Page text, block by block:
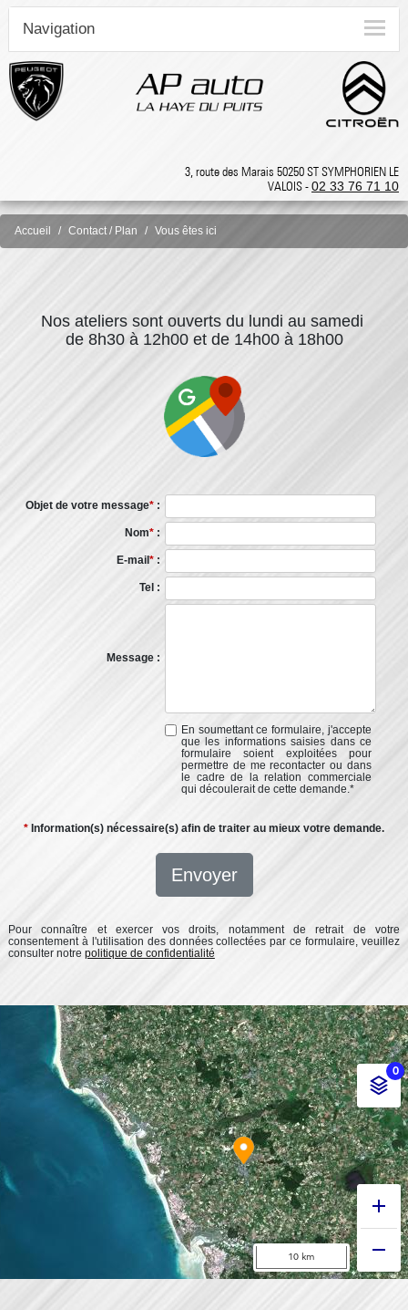
Navigation
3, route des Marais 50250 ST SYMPHORIEN LE
VALOIS -02 33 76 71 10
Accueil Contact / Plan Vous êtes ici
Nos ateliers sont ouverts du lundi au samedi
de 8h30 à 12h00 et de 14h00 à 18h00
Objet de votre message* :
Nom* :
E-mail * :
Tel :
Message :
En soumettant ce formulaire, j'accepte
que les informations saisies dans ce
formulaire soient exploitées pour
permettre de me recontacter ou dans
le cadre de la relation commerciale
qui découlerait de cette demande.*
* Information(s) nécessaire(s) afin de traiter au mieux votre demande.
Envoyer
Pour connaître et exercer vos droits, notamment de retrait de votre
consentement à l'utilisation des données collectées par ce formulaire, veuillez
consulter notre politique de confidentialité